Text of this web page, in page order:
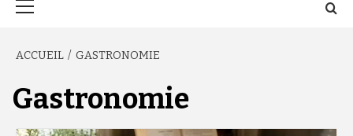
ACCUEIL GASTRONOMIE
Gastronomie